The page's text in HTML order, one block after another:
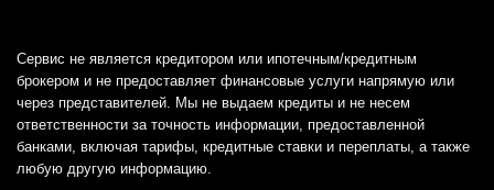
Сервис не является кредитором или ипотечным/кредитным
брокером и не предоставляет финансовые услуги напрямую или
через представителей. Мы не выдаем кредиты и не несем
ответственности за точность информации, предоставленной
банками, включая тарифы, кредитные ставки и переплаты, а также
любую другую информацию.